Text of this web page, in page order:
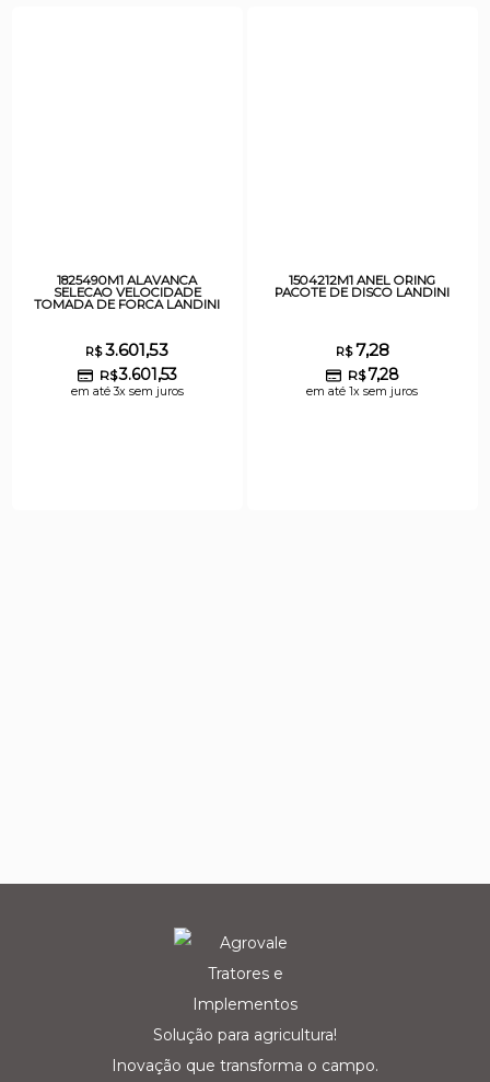
1825490M1 ALAVANCA
SELECAO VELOCIDADE
TOMADA DE FORCA LANDINI
R$3.601,53
R$3.601,53
em até 3x sem juros
1504212M1 ANEL ORING
PACOTE DE DISCO LANDINI
R$7,28
R$7,28
em até 1x sem juros
Solução para agricultura!
Inovação que transforma o campo.